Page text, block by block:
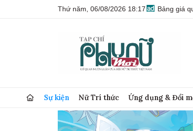
Thứ năm, 06/08/2026 18:17 Bảng giá
Sự kiện Nữ Trí thức Ứng dụng & Đổi